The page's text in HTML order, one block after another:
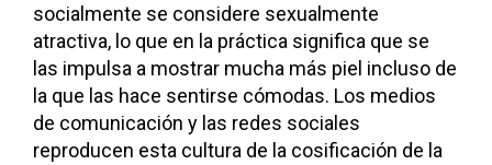
socialmente se considere sexualmente
atractiva, lo que en la práctica significa que se
las impulsa a mostrar mucha más piel incluso de
la que las hace sentirse cómodas. Los medios
de comunicación y las redes sociales
reproducen esta cultura de la cosificación de la